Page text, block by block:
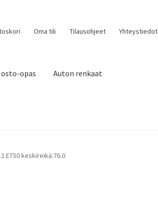
Oma tili Tilausohjeet Yhteystiedot
opas Auton renkaat
ET50 keskireikä:76.0